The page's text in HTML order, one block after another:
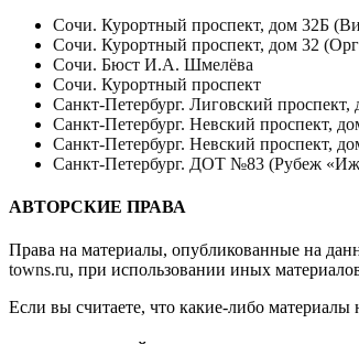
Сочи. Курортный проспект, дом 32Б
Сочи. Курортный проспект, дом 32
Сочи. Бюст И.А. Шмелёва
Сочи. Курортный проспект
Санкт-Петербург. Лиговский проспект,
Санкт-Петербург. Невский проспект,
Санкт-Петербург. Невский проспект,
Санкт-Петербург. ДОТ №83 (Рубеж
АВТОРСКИЕ ПРАВА
Права на материалы, опубликованные на
towns.ru, при использовании иных
Если вы считаете, что какие-либо